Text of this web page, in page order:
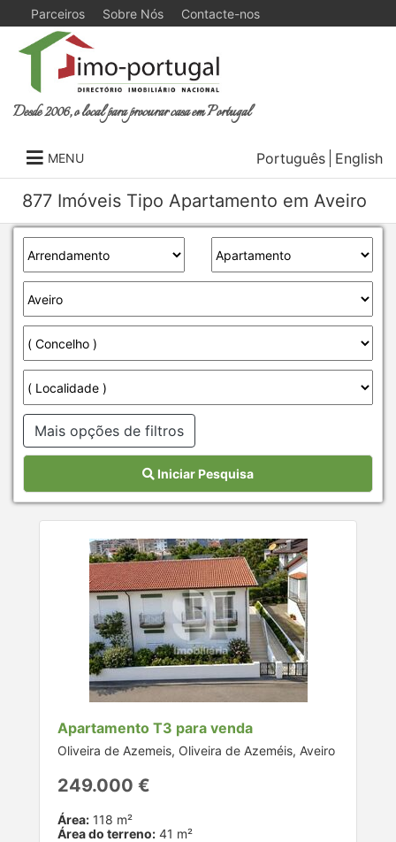
Parceiros Sobre Nós Contacte-nos
Desde 2006, o local para procurar casa em Portugal
MENU Português English
877 Imóveis Tipo Apartamento em Aveiro
Mais opções de filtros
Iniciar Pesquisa
Apartamento T3 para venda
Oliveira de Azemeis, Oliveira de Azeméis, Aveiro
249.000 €
Área: 118 m²
Área do terreno: 41 m²